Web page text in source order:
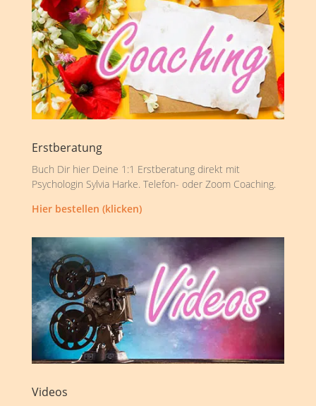
Erstberatung
Buch Dir hier Deine 1:1 Erstberatung direkt mit
Psychologin Sylvia Harke. Telefon- oder Zoom Coaching.
Hier bestellen (klicken)
Videos